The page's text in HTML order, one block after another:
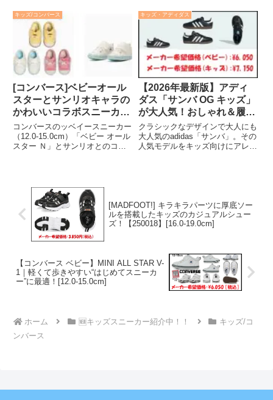
わたを、中敷裏に保温性を高める
アルミ素材を採用し、冷えをガー
ド。冬のレジャーや雪遊び、降雪
地でのご使用など、寒い季節も
ア...
さんにピッタリなスリッポンで
す。4歳から8歳におすすめの
17.0-21.0cmを展開し、カラーは
レッドとブラックの2色を展開し
ています。
キッズ/コンバース
[コンバース]ベビーオール
スターとサンリオキャラの
かわいいコラボスニーカー
「BABY ALL STAR N
SANRIO V-1」[12.0-
15.0cm]
コンバースのッベイースニーカー
（12.0-15.0cm）「ベビー オール
スター Ｎ」とサンリオとのコラ
ィ」を、ベルト部分に落とし込ん
だキュートなスニーカー。
キッズ・アディダス
【2026年最新版】アディ
ダス「サンバ OG キッズ」
が大人気！おしゃれ＆履き
やすい注目スニーカーを徹
底紹介[11.0-16.5cm/17.0-
21.5cm]
クラシックなデザインで大人にも
大人気のadidas「サンバ」。その
人気モデルをキッズ向けにアレン
[MADFOOT!] キラキラパーツに厚底ソー
ルを搭載したキッズのカジュアルシュー
ズ！【250018】[16.0-19.0cm]
【コンバース ベビー】MINI ALL STAR V-
1｜軽くて歩きやすい“はじめてスニーカ
ー”に最適！[12.0-15.0cm]
ホーム 🆕キッズスニーカー紹介中！！
キッズ/コ
ンバース